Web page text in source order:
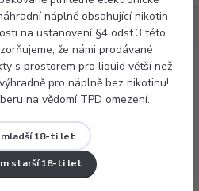
náplně obsahující nikotin
na ustanovení §4 odst.3 této
že námi prodávané
s prostorem pro liquid větší než
pro náplně bez nikotinu!
na vědomí TPD omezení.
mladší 18-ti let
starší 18-ti let
Smoktech Vape Pen V2
V2